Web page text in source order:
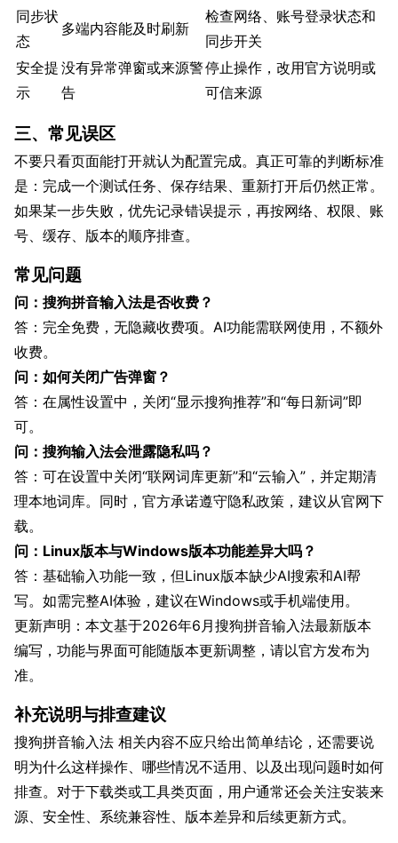
同步状
态
多端内容能及时刷新
检查网络、账号登录状态和
同步开关
安全提
示
没有异常弹窗或来源警
告
停止操作，改用官方说明或
可信来源
三、常见误区
不要只看页面能打开就认为配置完成。真正可靠的判断标准
是：完成一个测试任务、保存结果、重新打开后仍然正常。
如果某一步失败，优先记录错误提示，再按网络、权限、账
号、缓存、版本的顺序排查。
常见问题
问：搜狗拼音输入法是否收费？
答：完全免费，无隐藏收费项。AI功能需联网使用，不额外
收费。
问：如何关闭广告弹窗？
答：在属性设置中，关闭“显示搜狗推荐”和“每日新词”即
可。
问：搜狗输入法会泄露隐私吗？
答：可在设置中关闭“联网词库更新”和“云输入”，并定期清
理本地词库。同时，官方承诺遵守隐私政策，建议从官网下
载。
问：Linux版本与Windows版本功能差异大吗？
答：基础输入功能一致，但Linux版本缺少AI搜索和AI帮
写。如需完整AI体验，建议在Windows或手机端使用。
更新声明：本文基于2026年6月搜狗拼音输入法最新版本
编写，功能与界面可能随版本更新调整，请以官方发布为
准。
补充说明与排查建议
搜狗拼音输入法 相关内容不应只给出简单结论，还需要说
明为什么这样操作、哪些情况不适用、以及出现问题时如何
排查。对于下载类或工具类页面，用户通常还会关注安装来
源、安全性、系统兼容性、版本差异和后续更新方式。